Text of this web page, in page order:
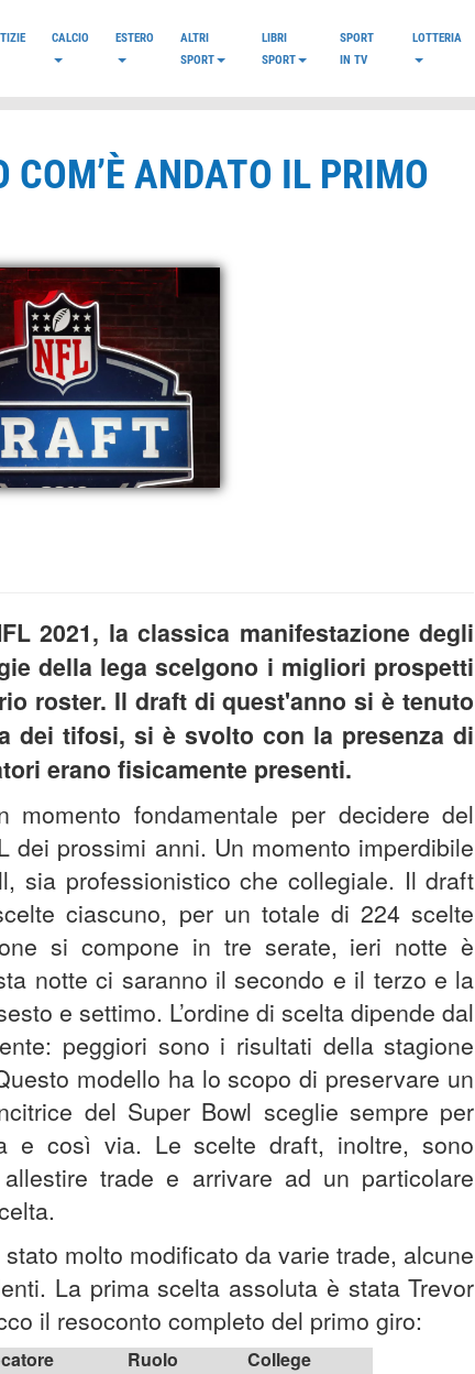
CALCIO ESTERO
ALTRI
SPORT
LIBRI
SPORT
SPORT
IN TV
LOTTERIA
ANDATO IL PRIMO
2021, la classica manifestazione degli
della lega scelgono i migliori prospetti
roster. Il draft di quest'anno si è tenuto
dei tifosi, si è svolto con la presenza di
erano fisicamente presenti.
fondamentale per decidere del
dei prossimi anni. Un momento imperdibile
sia professionistico che collegiale. Il draft
ciascuno, per un totale di 224 scelte
si compone in tre serate, ieri notte è
notte ci saranno il secondo e il terzo e la
e settimo. L’ordine di scelta dipende dal
peggiori sono i risultati della stagione
modello ha lo scopo di preservare un
del Super Bowl sceglie sempre per
e così via. Le scelte draft, inoltre, sono
trade e arrivare ad un particolare
molto modificato da varie trade, alcune
La prima scelta assoluta è stata Trevor
il resoconto completo del primo giro:
Ruolo
College